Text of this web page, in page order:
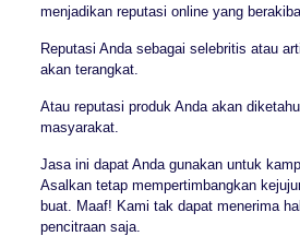
menjadikan reputasi online yang
Reputasi Anda sebagai selebritis atau
akan terangkat.
Atau reputasi produk Anda akan
masyarakat.
Jasa ini dapat Anda gunakan untuk
Asalkan tetap mempertimbangkan
buat. Maaf! Kami tak dapat menerima
pencitraan saja.